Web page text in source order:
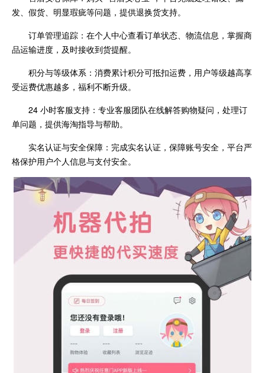
发、假货、明显瑕疵等问题，提供退换货支持。
订单管理追踪：在个人中心查看订单状态、物流信息，掌握商
品运输进度，及时接收到货提醒。
积分与等级体系：消费累计积分可抵扣运费，用户等级越高享
受运费优惠越多，福利不断升级。
24 小时客服支持：专业客服团队在线解答购物疑问，处理订
单问题，提供海淘指导与帮助。
实名认证与安全保障：完成实名认证，保障账号安全，平台严
格保护用户个人信息与支付安全。